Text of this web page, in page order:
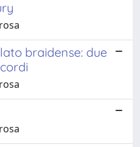
braidense: due